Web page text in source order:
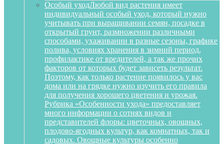
Особый уходЛюбой вид растения имеет
индивидуальный особый уход, который нужно
учитывать при выращивании семян, посадке в
открытый грунт, размножении различными
способами, ухаживании в разные сезоны, графике
полива, условиях хранения в зимний период,
профилактике от вредителей, а так же прочих
факторов от которых будет зависеть результат.
Поэтому, как только растение появилось у вас
дома или на грядке нужно изучить его правила
для получения хорошего цветения и урожая.
Рубрика «Особенности ухода» предоставляет
много информации о сотнях видов и
представителей флоры: цветочных, овощных,
плодово-ягодных культур, как комнатных, так и
садовых. Овощные культуры особенно